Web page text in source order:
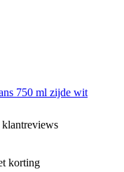
750 ml zijde wit
klantreviews
korting